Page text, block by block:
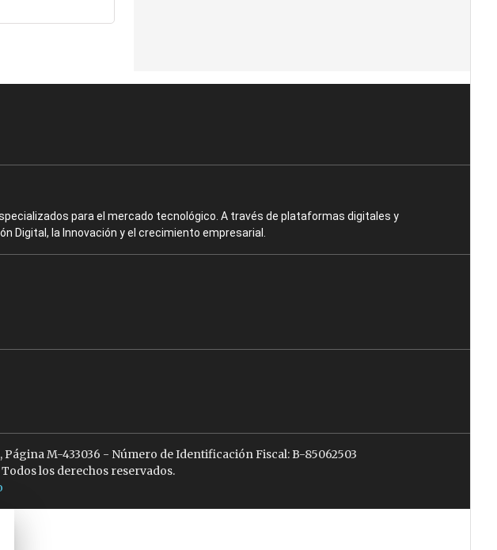
para el mercado tecnológico. A través de plataformas digitales y
la Innovación y el crecimiento empresarial.
M-433036 - Número de Identificación Fiscal: B-85062503
los derechos reservados.